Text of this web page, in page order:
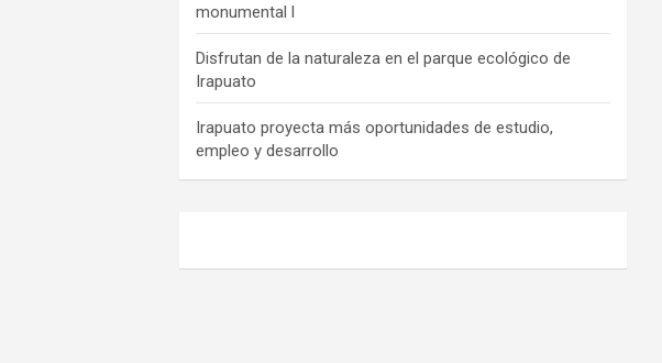
monumental l
Disfrutan de la naturaleza en el parque ecológico de
Irapuato
Irapuato proyecta más oportunidades de estudio,
empleo y desarrollo